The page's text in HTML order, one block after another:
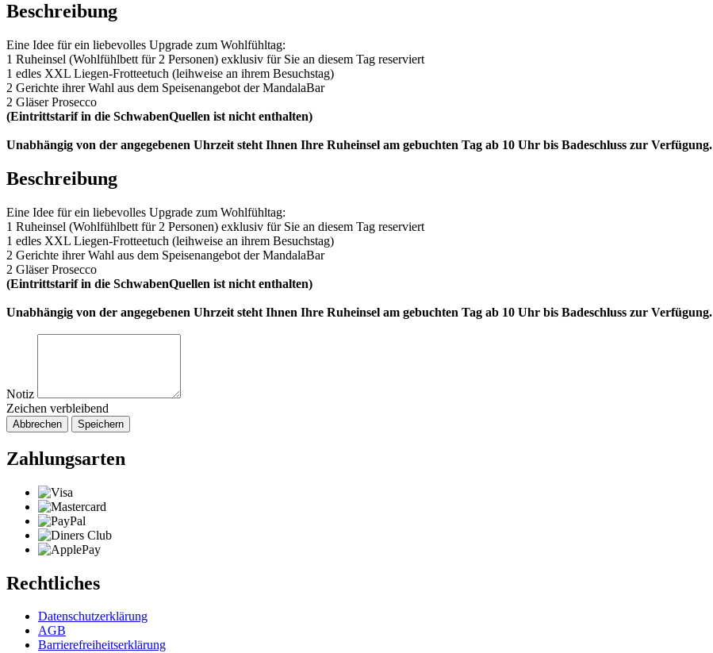
Beschreibung
Eine Idee für ein liebevolles Upgrade zum Wohlfühltag:
1 Ruheinsel (Wohlfühlbett für 2 Personen) exklusiv für Sie an diesem Tag reserviert
1 edles XXL Liegen-Frotteetuch (leihweise an ihrem Besuchstag)
2 Gerichte ihrer Wahl aus dem Speisenangebot der MandalaBar
2 Gläser Prosecco
(Eintrittstarif in die SchwabenQuellen ist nicht enthalten)
Unabhängig von der angegebenen Uhrzeit steht Ihnen Ihre Ruheinsel am gebuchten Tag ab 10 Uhr bis Badeschluss zur Verfügung.
Beschreibung
Eine Idee für ein liebevolles Upgrade zum Wohlfühltag:
1 Ruheinsel (Wohlfühlbett für 2 Personen) exklusiv für Sie an diesem Tag reserviert
1 edles XXL Liegen-Frotteetuch (leihweise an ihrem Besuchstag)
2 Gerichte ihrer Wahl aus dem Speisenangebot der MandalaBar
2 Gläser Prosecco
(Eintrittstarif in die SchwabenQuellen ist nicht enthalten)
Unabhängig von der angegebenen Uhrzeit steht Ihnen Ihre Ruheinsel am gebuchten Tag ab 10 Uhr bis Badeschluss zur Verfügung.
Notiz
Zeichen verbleibend
Abbrechen Speichern
Zahlungsarten
Rechtliches
Datenschutzerklärung
AGB
Barrierefreiheitserklärung